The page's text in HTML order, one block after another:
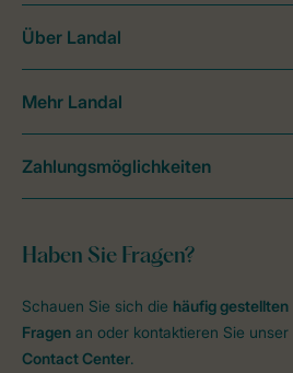
Haben Sie Fragen?
Schauen Sie sich die häufig gestellten
Fragen an oder kontaktieren Sie unser
Contact Center.
Über Landal
Mehr Landal
Zahlungsmöglichkeiten